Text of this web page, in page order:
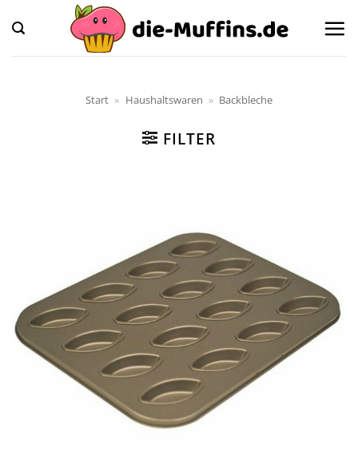
Inhalt
springen
Start » Haushaltswaren » Backbleche
FILTER